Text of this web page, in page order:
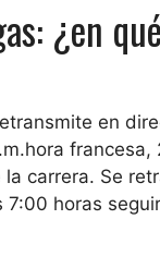
¿en
en
hora francesa,
carrera. Se
horas